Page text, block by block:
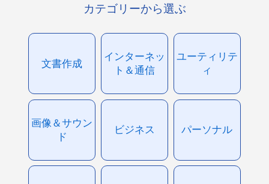
カテゴリーから選ぶ
文書作成
インターネッ
ト＆通信
ユーティリテ
ィ
画像＆サウン
ド
ビジネス パーソナル